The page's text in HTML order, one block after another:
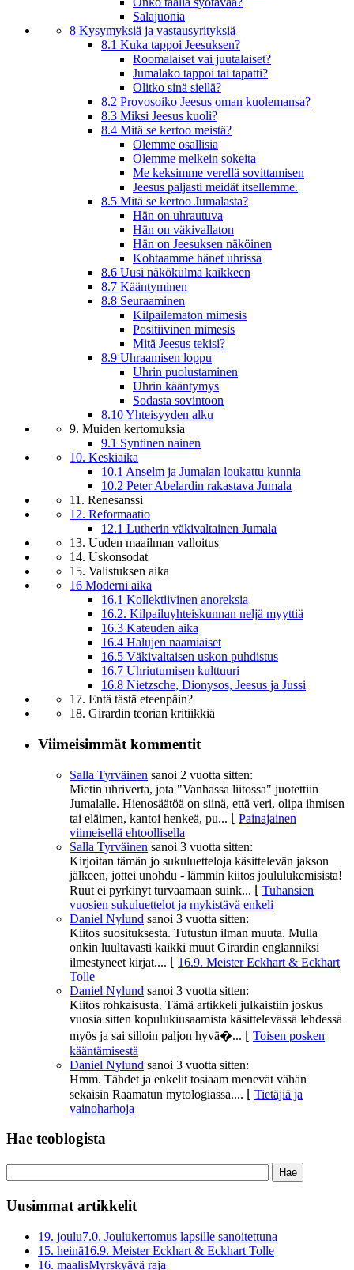
Salajuonia
8 Kysymyksiä ja vastausyrityksiä
8.1 Kuka tappoi Jeesuksen?
Roomalaiset vai juutalaiset?
Jumalako tappoi tai tapatti?
Olitko sinä siellä?
8.2 Provosoiko Jeesus oman kuolemansa?
8.3 Miksi Jeesus kuoli?
8.4 Mitä se kertoo meistä?
Olemme osallisia
Olemme melkein sokeita
Me keksimme verellä sovittamisen
Jeesus paljasti meidät itsellemme.
8.5 Mitä se kertoo Jumalasta?
Hän on uhrautuva
Hän on väkivallaton
Hän on Jeesuksen näköinen
Kohtaamme hänet uhrissa
8.6 Uusi näkökulma kaikkeen
8.7 Kääntyminen
8.8 Seuraaminen
Kilpailematon mimesis
Positiivinen mimesis
Mitä Jeesus tekisi?
8.9 Uhraamisen loppu
Uhrin puolustaminen
Uhrin kääntymys
Sodasta sovintoon
8.10 Yhteisyyden alku
9. Muiden kertomuksia
9.1 Syntinen nainen
10. Keskiaika
10.1 Anselm ja Jumalan loukattu kunnia
10.2 Peter Abelardin rakastava Jumala
11. Renesanssi
12. Reformaatio
12.1 Lutherin väkivaltainen Jumala
13. Uuden maailman valloitus
14. Uskonsodat
15. Valistuksen aika
16 Moderni aika
16.1 Kollektiivinen anoreksia
16.2. Kilpailuyhteiskunnan neljä myyttiä
16.3 Kateuden aika
16.4 Halujen naamiaiset
16.5 Väkivaltaisen uskon puhdistus
16.7 Uhriutumisen kulttuuri
16.8 Nietzsche, Dionysos, Jeesus ja Jussi
17. Entä tästä eteenpäin?
18. Girardin teorian kritiikkiä
Viimeisimmät kommentit
Salla Tyrväinen sanoi 2 vuotta sitten:
Mietin uhriverta, jota "Vanhassa liitossa" juotettiin
Jumalalle. Hienosäätöä on siinä, että veri, olipa ihmisen
tai eläimen, kantoi henkeä, pu...
Painajainen
viimeisellä ehtoollisella
Salla Tyrväinen sanoi 3 vuotta sitten:
Kirjoitan tämän jo sukuluetteloja käsittelevän jakson
jälkeen, jottei unohdu - lämmin kiitos joululukemisista!
Ruut ei pyrkinyt turvaamaan suink...
Tuhansien
vuosien sukuluettelot ja mykistävä enkeli
Daniel Nylund sanoi 3 vuotta sitten:
Kiitos suosituksesta. Tutustun ilman muuta. Mulla
onkin luultavasti kaikki muut Girardin englanniksi
ilmestyneet kirjat....
16.9. Meister Eckhart & Eckhart
Tolle
Daniel Nylund sanoi 3 vuotta sitten:
Kiitos rohkaisusta. Tämä artikkeli julkaistiin joskus
vuosia sitten kopulukiusaamista käsittelevässä lehdessä
myös ja sai silloin paljon hyvä�...
Toisen posken
kääntämisestä
Daniel Nylund sanoi 3 vuotta sitten:
Hmm. Tähdet ja enkelit tosiaam menevät vähän
sekaisin Raamatun mytologiassa....
Tietäjiä ja
vainoharhoja
Hae teoblogista
Uusimmat artikkelit
19. joulu7.0. Joulukertomus lapsille sanoitettuna
15. heinä16.9. Meister Eckhart & Eckhart Tolle
16. maalisMyrskyävä raja